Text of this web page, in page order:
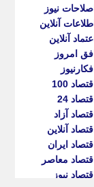
اصلاحات نیوز
اطلاعات آنلاین
اعتماد آنلاین
افق امروز
افکارنیوز
اقتصاد 100
اقتصاد 24
اقتصاد آزاد
اقتصاد آنلاین
اقتصاد ایران
اقتصاد معاصر
اقتصاد نیوز